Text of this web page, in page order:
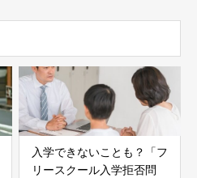
入学できないことも？「フ
リースクール入学拒否問